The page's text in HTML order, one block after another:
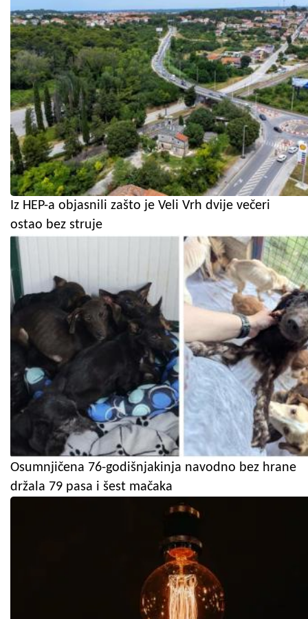
Iz HEP-a objasnili zašto je Veli Vrh dvije večeri
ostao bez struje
Osumnjičena 76-godišnjakinja navodno bez hrane
držala 79 pasa i šest mačaka